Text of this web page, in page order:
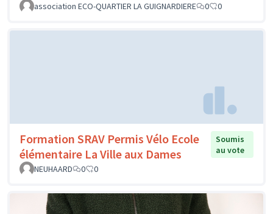
association ECO-QUARTIER LA GUIGNARDIERE 0 0
Formation SRAV Permis Vélo Ecole
élémentaire La Ville aux Dames
Soumis
au vote
NEUHAARD
0 0